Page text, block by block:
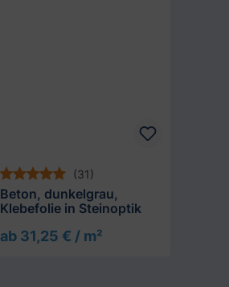
(31)
Beton, dunkelgrau,
Klebefolie in Steinoptik
ab 31,25 € / m²